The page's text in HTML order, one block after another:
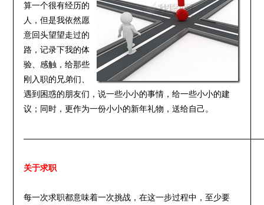
算一个很有经历的
人，但是我依然愿
意回头望望走过的
路，记录下我的体
验、感触，给那些
刚入职的兄弟们、
遇到困惑的朋友们，说一些小小的事情，给一些小小的建
议；同时，更作为一份小小的新年礼物，送给自己。
关于求职
每一次求职都意味着一次挑战，在这一步过程中，至少要